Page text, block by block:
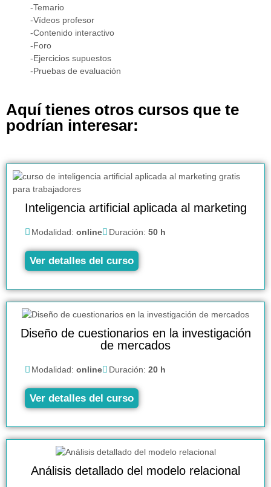
-Temario
-Vídeos profesor
-Contenido interactivo
-Foro
-Ejercicios supuestos
-Pruebas de evaluación
Aquí tienes otros cursos que te
podrían interesar:
Inteligencia artificial aplicada al marketing
Modalidad: online Duración: 50 h
Ver detalles del curso
Diseño de cuestionarios en la investigación
de mercados
Modalidad: online Duración: 20 h
Ver detalles del curso
Análisis detallado del modelo relacional